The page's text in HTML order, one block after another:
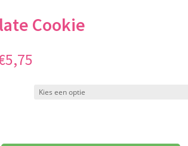
Cookie
5,75Prijsklasse:
tot